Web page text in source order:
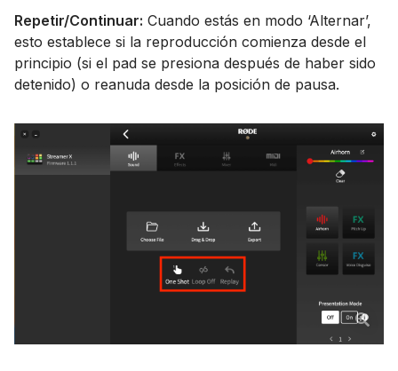
Repetir/Continuar: Cuando estás en modo ‘Alternar’,
esto establece si la reproducción comienza desde el
principio (si el pad se presiona después de haber sido
detenido) o reanuda desde la posición de pausa.